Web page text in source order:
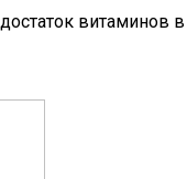
витаминов в